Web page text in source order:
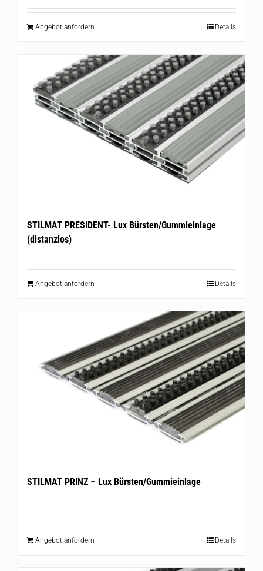
Angebot anfordern Details
STILMAT PRESIDENT- Lux Bürsten/Gummieinlage
(distanzlos)
Angebot anfordern Details
STILMAT PRINZ – Lux Bürsten/Gummieinlage
Angebot anfordern Details